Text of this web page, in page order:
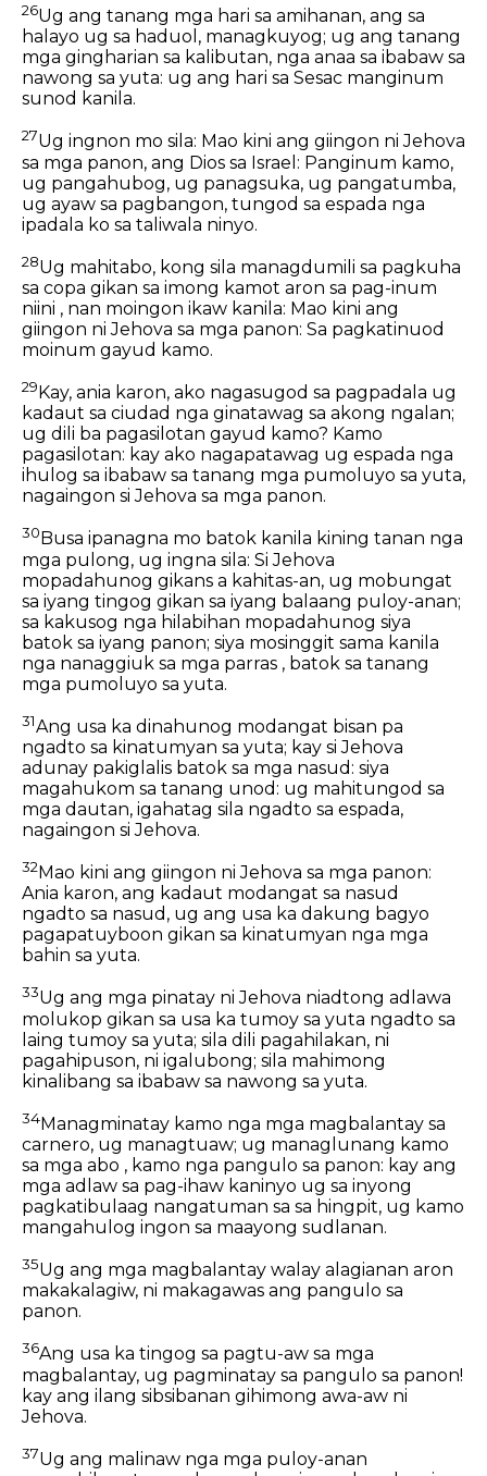
26Ug ang tanang mga hari sa amihanan, ang sa
halayo ug sa haduol, managkuyog; ug ang tanang
mga gingharian sa kalibutan, nga anaa sa ibabaw sa
nawong sa yuta: ug ang hari sa Sesac manginum
sunod kanila.
27Ug ingnon mo sila: Mao kini ang giingon ni Jehova
sa mga panon, ang Dios sa Israel: Panginum kamo,
ug pangahubog, ug panagsuka, ug pangatumba,
ug ayaw sa pagbangon, tungod sa espada nga
ipadala ko sa taliwala ninyo.
28Ug mahitabo, kong sila managdumili sa pagkuha
sa copa gikan sa imong kamot aron sa pag-inum
niini , nan moingon ikaw kanila: Mao kini ang
giingon ni Jehova sa mga panon: Sa pagkatinuod
moinum gayud kamo.
29 Kay, ania karon, ako nagasugod sa pagpadala ug
kadaut sa ciudad nga ginatawag sa akong ngalan;
ug dili ba pagasilotan gayud kamo? Kamo
pagasilotan: kay ako nagapatawag ug espada nga
ihulog sa ibabaw sa tanang mga pumoluyo sa yuta,
nagaingon si Jehova sa mga panon.
30 Busa ipanagna mo batok kanila kining tanan nga
mga pulong, ug ingna sila: Si Jehova
mopadahunog gikans a kahitas-an, ug mobungat
sa iyang tingog gikan sa iyang balaang puloy-anan;
sa kakusog nga hilabihan mopadahunog siya
batok sa iyang panon; siya mosinggit sama kanila
nga nanaggiuk sa mga parras , batok sa tanang
mga pumoluyo sa yuta.
31Ang usa ka dinahunog modangat bisan pa
ngadto sa kinatumyan sa yuta; kay si Jehova
adunay pakiglalis batok sa mga nasud: siya
magahukom sa tanang unod: ug mahitungod sa
mga dautan, igahatag sila ngadto sa espada,
nagaingon si Jehova.
32 Mao kini ang giingon ni Jehova sa mga panon:
Ania karon, ang kadaut modangat sa nasud
ngadto sa nasud, ug ang usa ka dakung bagyo
pagapatuyboon gikan sa kinatumyan nga mga
bahin sa yuta.
33Ug ang mga pinatay ni Jehova niadtong adlawa
molukop gikan sa usa ka tumoy sa yuta ngadto sa
laing tumoy sa yuta; sila dili pagahilakan, ni
pagahipuson, ni igalubong; sila mahimong
kinalibang sa ibabaw sa nawong sa yuta.
34Managminatay kamo nga mga magbalantay sa
carnero, ug managtuaw; ug managlunang kamo
sa mga abo , kamo nga pangulo sa panon: kay ang
mga adlaw sa pag-ihaw kaninyo ug sa inyong
pagkatibulaag nangatuman sa sa hingpit, ug kamo
mangahulog ingon sa maayong sudlanan.
35Ug ang mga magbalantay walay alagianan aron
makakalagiw, ni makagawas ang pangulo sa
panon.
36Ang usa ka tingog sa pagtu-aw sa mga
magbalantay, ug pagminatay sa pangulo sa panon!
kay ang ilang sibsibanan gihimong awa-aw ni
Jehova.
37Ug ang malinaw nga mga puloy-anan